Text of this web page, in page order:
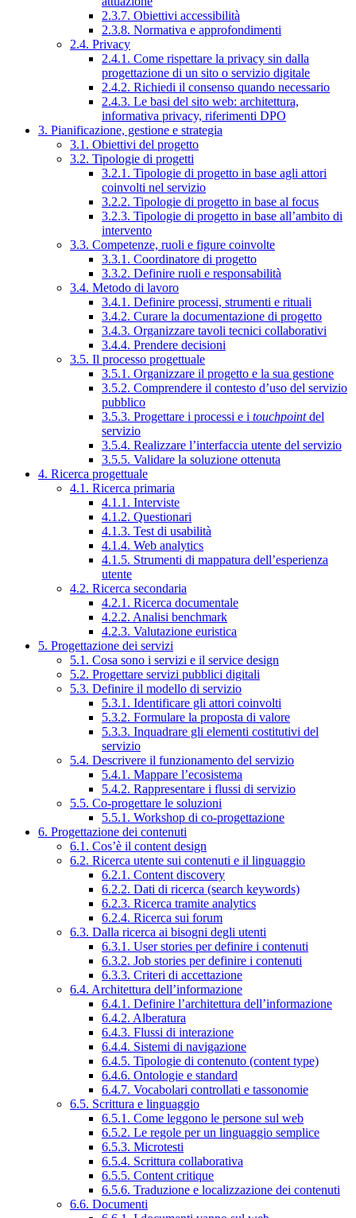
2.3.7. Obiettivi accessibilità
2.3.8. Normativa e approfondimenti
2.4. Privacy
2.4.1. Come rispettare la privacy sin dalla
progettazione di un sito o servizio digitale
2.4.2. Richiedi il consenso quando necessario
2.4.3. Le basi del sito web: architettura,
informativa privacy, riferimenti DPO
3. Pianificazione, gestione e strategia
3.1. Obiettivi del progetto
3.2. Tipologie di progetti
3.2.1. Tipologie di progetto in base agli attori
coinvolti nel servizio
3.2.2. Tipologie di progetto in base al focus
3.2.3. Tipologie di progetto in base all’ambito di
intervento
3.3. Competenze, ruoli e figure coinvolte
3.3.1. Coordinatore di progetto
3.3.2. Definire ruoli e responsabilità
3.4. Metodo di lavoro
3.4.1. Definire processi, strumenti e rituali
3.4.2. Curare la documentazione di progetto
3.4.3. Organizzare tavoli tecnici collaborativi
3.4.4. Prendere decisioni
3.5. Il processo progettuale
3.5.1. Organizzare il progetto e la sua gestione
3.5.2. Comprendere il contesto d’uso del servizio
pubblico
3.5.3. Progettare i processi e i touchpointdel
servizio
3.5.4. Realizzare l’interfaccia utente del servizio
3.5.5. Validare la soluzione ottenuta
4. Ricerca progettuale
4.1. Ricerca primaria
4.1.1. Interviste
4.1.2. Questionari
4.1.3. Test di usabilità
4.1.4. Web analytics
4.1.5. Strumenti di mappatura dell’esperienza
utente
4.2. Ricerca secondaria
4.2.1. Ricerca documentale
4.2.2. Analisi benchmark
4.2.3. Valutazione euristica
5. Progettazione dei servizi
5.1. Cosa sono i servizi e il service design
5.2. Progettare servizi pubblici digitali
5.3. Definire il modello di servizio
5.3.1. Identificare gli attori coinvolti
5.3.2. Formulare la proposta di valore
5.3.3. Inquadrare gli elementi costitutivi del
servizio
5.4. Descrivere il funzionamento del servizio
5.4.1. Mappare l’ecosistema
5.4.2. Rappresentare i flussi di servizio
5.5. Co-progettare le soluzioni
5.5.1. Workshop di co-progettazione
6. Progettazione dei contenuti
6.1. Cos’è il content design
6.2. Ricerca utente sui contenuti e il linguaggio
6.2.1. Content discovery
6.2.2. Dati di ricerca (search keywords)
6.2.3. Ricerca tramite analytics
6.2.4. Ricerca sui forum
6.3. Dalla ricerca ai bisogni degli utenti
6.3.1. User stories per definire i contenuti
6.3.2. Job stories per definire i contenuti
6.3.3. Criteri di accettazione
6.4. Architettura dell’informazione
6.4.1. Definire l’architettura dell’informazione
6.4.2. Alberatura
6.4.3. Flussi di interazione
6.4.4. Sistemi di navigazione
6.4.5. Tipologie di contenuto (content type)
6.4.6. Ontologie e standard
6.4.7. Vocabolari controllati e tassonomie
6.5. Scrittura e linguaggio
6.5.1. Come leggono le persone sul web
6.5.2. Le regole per un linguaggio semplice
6.5.3. Microtesti
6.5.4. Scrittura collaborativa
6.5.5. Content critique
6.5.6. Traduzione e localizzazione dei contenuti
6.6. Documenti